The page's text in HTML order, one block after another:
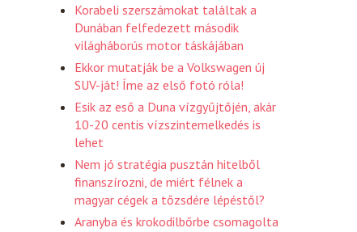
Korabeli szerszámokat találtak a
Dunában felfedezett második
világháborús motor táskájában
Ekkor mutatják be a Volkswagen új
SUV-ját! Íme az első fotó róla!
Esik az eső a Duna vízgyűjtőjén, akár
10-20 centis vízszintemelkedés is
lehet
Nem jó stratégia pusztán hitelből
finanszírozni, de miért félnek a
magyar cégek a tőzsdére lépéstől?
Aranyba és krokodilbőrbe csomagolta